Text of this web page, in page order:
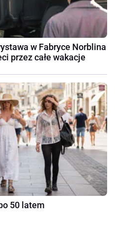
w Fabryce Norblina
przez całe wakacje
50 latem